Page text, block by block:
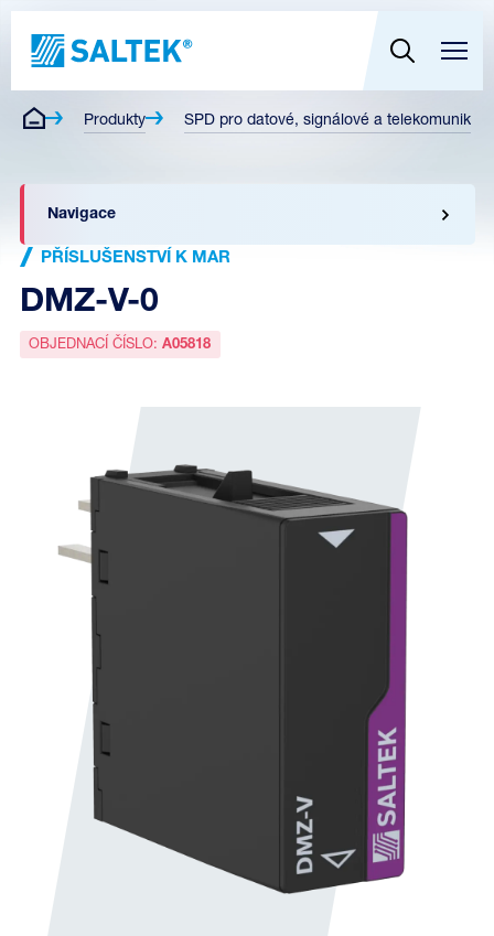
Produkty SPD pro datové, signálové a
Navigace
PŘÍSLUŠENSTVÍ K MAR
DMZ-V-0
OBJEDNACÍ ČÍSLO:A05818